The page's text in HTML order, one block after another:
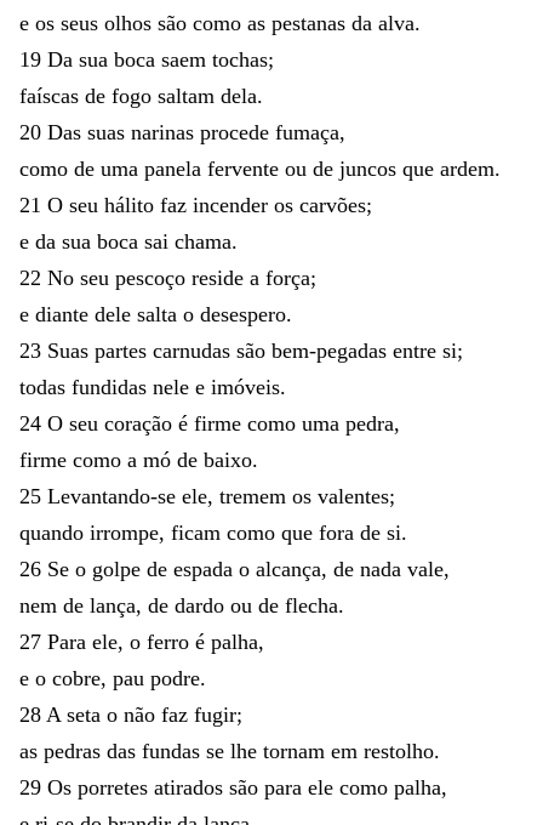
e os seus olhos são como as pestanas da alva.
19 Da sua boca saem tochas;
faíscas de fogo saltam dela.
20 Das suas narinas procede fumaça,
como de uma panela fervente ou de juncos que ardem.
21 O seu hálito faz incender os carvões;
e da sua boca sai chama.
22 No seu pescoço reside a força;
e diante dele salta o desespero.
23 Suas partes carnudas são bem-pegadas entre si;
todas fundidas nele e imóveis.
24 O seu coração é firme como uma pedra,
firme como a mó de baixo.
25 Levantando-se ele, tremem os valentes;
quando irrompe, ficam como que fora de si.
26 Se o golpe de espada o alcança, de nada vale,
nem de lança, de dardo ou de flecha.
27 Para ele, o ferro é palha,
e o cobre, pau podre.
28 A seta o não faz fugir;
as pedras das fundas se lhe tornam em restolho.
29 Os porretes atirados são para ele como palha,